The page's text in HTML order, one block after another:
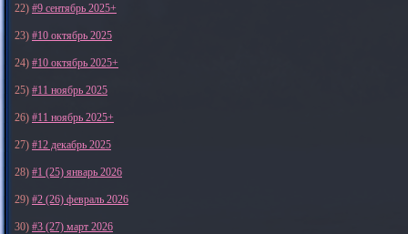
22) #9 сентябрь 2025+
23) #10 октябрь 2025
24) #10 октябрь 2025+
25) #11 ноябрь 2025
26) #11 ноябрь 2025+
27) #12 декабрь 2025
28) #1 (25) январь 2026
29) #2 (26) февраль 2026
30) #3 (27) март 2026